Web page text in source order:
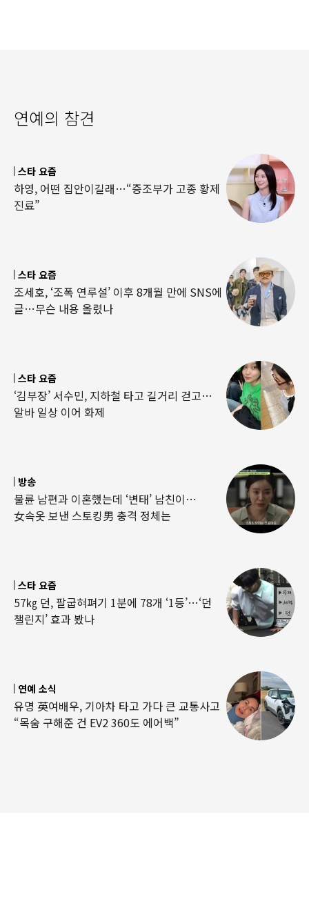
연예의 참견
스타 요즘
하영, 어떤 집안이길래…“증조부가 고종 황제
진료”
스타 요즘
조세호, ‘조폭 연루설’ 이후 8개월 만에 SNS에
글…무슨 내용 올렸나
스타 요즘
‘김부장’ 서수민, 지하철 타고 길거리 걷고…
알바 일상 이어 화제
방송
불륜 남편과 이혼했는데 ‘변태’ 남친이…
女속옷 보낸 스토킹男 충격 정체는
스타 요즘
57㎏ 던, 팔굽혀펴기 1분에 78개 ‘1등’…‘던
챌린지’ 효과 봤나
연예 소식
유명 英여배우, 기아차 타고 가다 큰 교통사고
“목숨 구해준 건 EV2 360도 에어백”